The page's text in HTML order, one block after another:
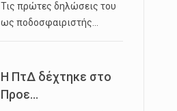
Τις πρώτες δηλώσεις του
ως ποδοσφαιριστής…
Η ΠτΔ δέχτηκε στο
Προε...